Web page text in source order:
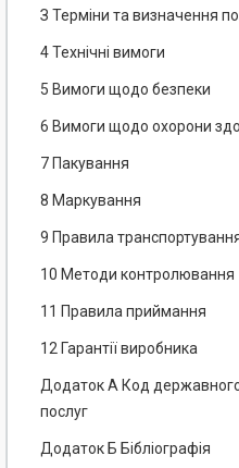
З Терміни та визначення
4 Технічні вимоги
5 Вимоги щодо безпеки
6 Вимоги щодо охорони
7 Пакування
8 Маркування
9 Правила
10 Методи контролювання
11 Правила приймання
12 Гарантії виробника
Додаток А Код державного
послуг
Додаток Б Бібліографія